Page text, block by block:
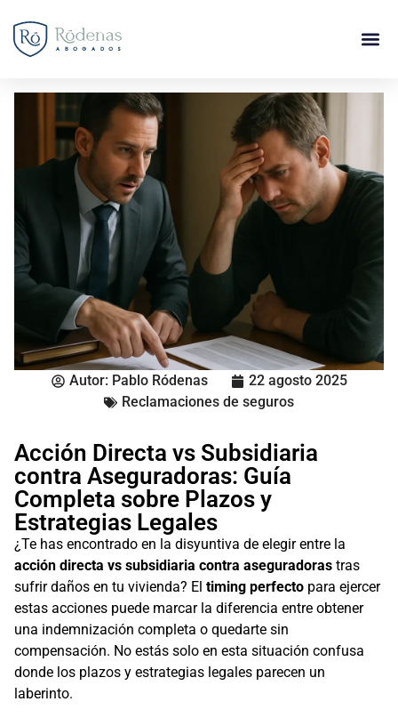
Autor: Pablo Ródenas
22 agosto 2025
Reclamaciones de seguros
Acción Directa vs Subsidiaria
contra Aseguradoras: Guía
Completa sobre Plazos y
Estrategias Legales
¿Te has encontrado en la disyuntiva de elegir entre la
acción directa vs subsidiaria contra aseguradoras tras
sufrir daños en tu vivienda? El timing perfecto para ejercer
estas acciones puede marcar la diferencia entre obtener
una indemnización completa o quedarte sin
compensación. No estás solo en esta situación confusa
donde los plazos y estrategias legales parecen un
laberinto.